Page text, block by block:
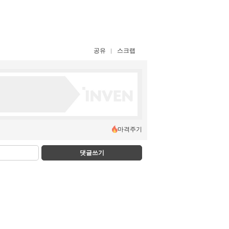
공유 스크랩
마격주기
댓글쓰기